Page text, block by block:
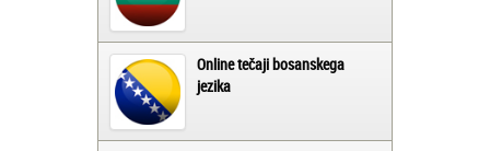
Online tečaji bosanskega
jezika